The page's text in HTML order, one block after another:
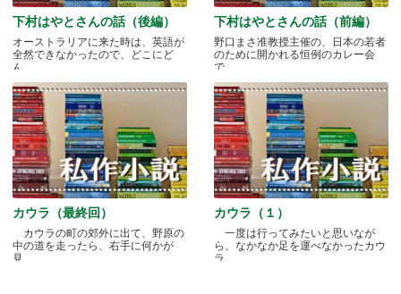
下村はやとさんの話（後編）
オーストラリアに来た時は、英語が
全然できなかったので、どこにど
ん.....
下村はやとさんの話（前編）
野口まさ准教授主催の、日本の若者
のために開かれる恒例のカレー会
で.....
カウラ（最終回）
カウラの町の郊外に出て、野原の
中の道を走ったら、右手に何かが
見.....
カウラ（１）
一度は行ってみたいと思いなが
ら、なかなか足を運べなかったカウ
ラ.....